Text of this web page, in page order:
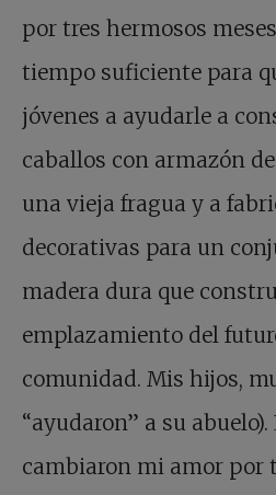
por tres hermosos
tiempo suficiente para
jóvenes a ayudarle a
caballos con armazón
una vieja fragua y a
decorativas para un
madera dura que
emplazamiento del
comunidad. Mis hijos,
“ayudaron” a su
cambiaron mi amor por